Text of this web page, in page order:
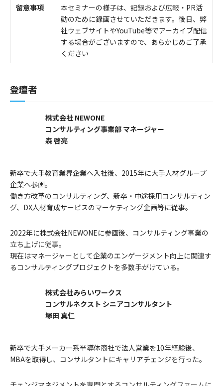
留意事項
本セミナーの様子は、記録および広報・PR活
動のために録画させていただきます。後日、弊
社ウェブサイトやYouTube等でアーカイブ配信
する場合がございますので、あらかじめご了承
ください
登壇者
株式会社 NEWONE
コンサルティング事業部 マネージャー
森 啓亮
新卒で大手教育業界企業へ入社後、2015年に大手人材グループ
企業へ参画。
働き方改革のコンサルティング、新卒・中途採用コンサルティン
グ、DX人材育成サービスのマーケティング企画等に従事。
2022年に株式会社NEWONEに参画後、コンサルティング事業の
立ち上げに従事。
現在はマネージャーとして企業のエンゲージメント向上に関連す
るコンサルティングプロジェクトを多数手がけている。
株式会社みらいワークス
コンサルネクスト シニアコンサルタント
塚田 真仁
新卒で大手メーカー系半導体商社で法人営業を10年経験後、
MBAを取得し、コンサルタントにキャリアチェンジを行った。